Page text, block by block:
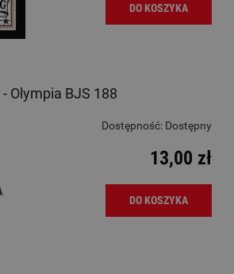
DO KOSZYKA
Olympia BJS 188
Dostępność: Dostępny
13,00 zł
DO KOSZYKA